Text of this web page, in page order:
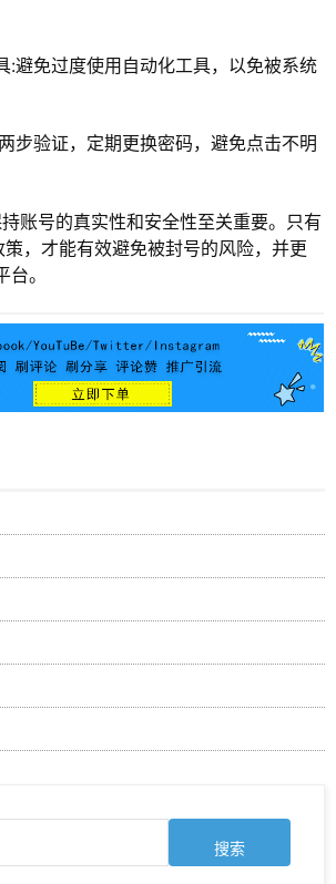
:避免过度使用自动化工具，以免被系统
步验证，定期更换密码，避免点击不明
账号的真实性和安全性至关重要。只有
，才能有效避免被封号的风险，并更
。